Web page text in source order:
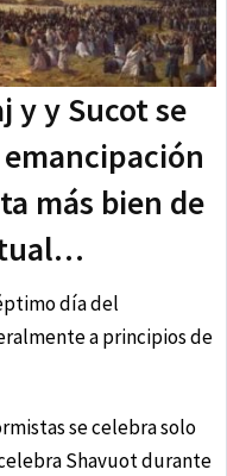
y y Sucot se
más bien de
día del
a principios de
se celebra solo
Shavuot durante